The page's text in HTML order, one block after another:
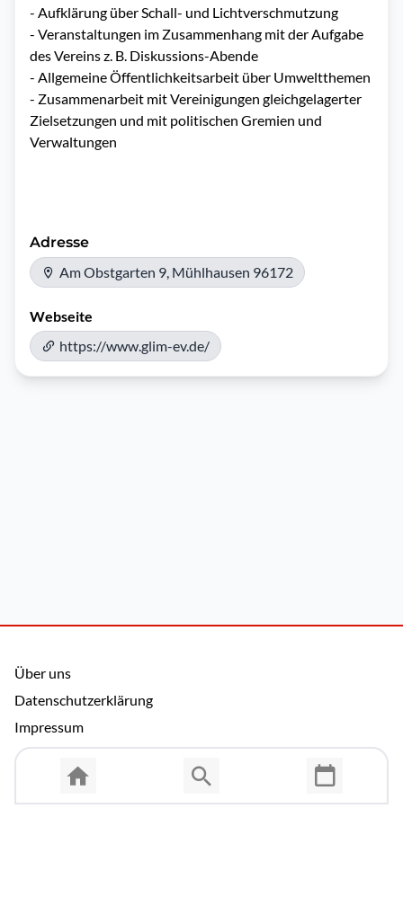
- Aufklärung über Schall- und Lichtverschmutzung
- Veranstaltungen im Zusammenhang mit der Aufgabe
des Vereins z. B. Diskussions-Abende
- Allgemeine Öffentlichkeitsarbeit über Umweltthemen
- Zusammenarbeit mit Vereinigungen gleichgelagerter
Zielsetzungen und mit politischen Gremien und
Verwaltungen
Adresse
Am Obstgarten 9, Mühlhausen 96172
Webseite
https://www.glim-ev.de/
Über uns
Datenschutzerklärung
Impressum
Allgemeine Nutzungsbedingungen